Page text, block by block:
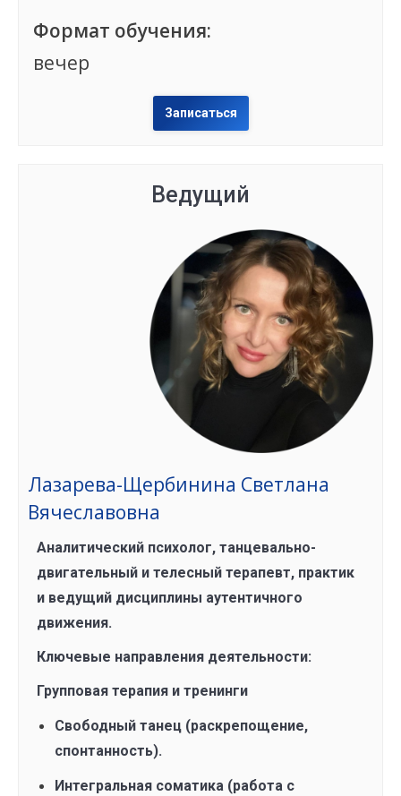
Формат обучения:
вечер
Записаться
Ведущий
Лазарева-Щербинина Светлана
Вячеславовна
Аналитический психолог, танцевально-
двигательный и телесный терапевт, практик
и ведущий дисциплины аутентичного
движения.
Ключевые направления деятельности:
Групповая терапия и тренинги
Свободный танец (раскрепощение,
спонтанность).
Интегральная соматика (работа с